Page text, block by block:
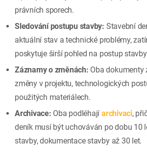
právních sporech.
Sledování postupu stavby: Stavební
aktuální stav a technické problémy,
poskytuje širší pohled na postup
Záznamy o změnách: Oba dokumenty
změny v projektu, technologických
použitých materiálech.
Archivace: Oba podléhajíarchivaci,
deník musí být uchováván po dobu 10
stavby, dokumentace stavby až 30 let.